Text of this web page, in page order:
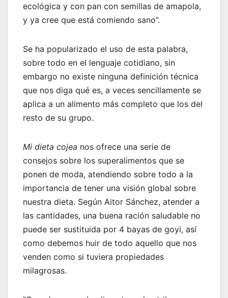
ecológica y con pan con semillas de amapola,
y ya cree que está comiendo sano”.
Se ha popularizado el uso de esta palabra,
sobre todo en el lenguaje cotidiano, sin
embargo no existe ninguna definición técnica
que nos diga qué es, a veces sencillamente se
aplica a un alimento más completo que los del
resto de su grupo.
Mi dieta cojea nos ofrece una serie de
consejos sobre los superalimentos que se
ponen de moda, atendiendo sobre todo a la
importancia de tener una visión global sobre
nuestra dieta. Según Aitor Sánchez, atender a
las cantidades, una buena ración saludable no
puede ser sustituida por 4 bayas de goyi, así
como debemos huir de todo aquello que nos
venden como si tuviera propiedades
milagrosas.